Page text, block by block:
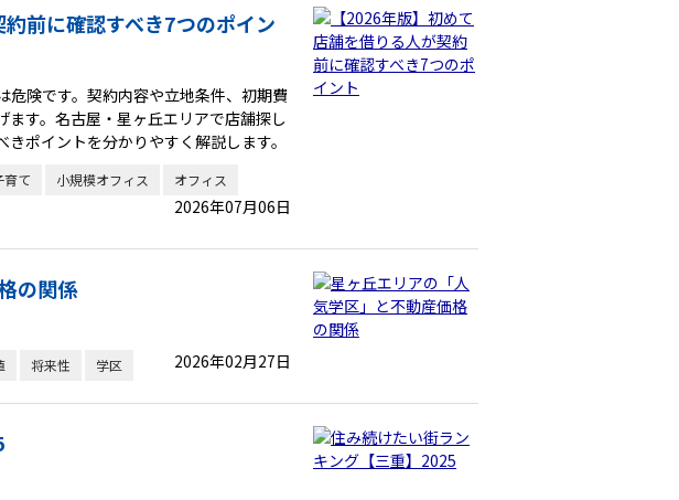
前に確認すべき7つのポイン
険です。契約内容や立地条件、初期費
す。名古屋・星ヶ丘エリアで店舗探し
ポイントを分かりやすく解説します。
育て 小規模オフィス
オフィス
2026年07月06日
の関係
将来性 学区 2026年02月27日